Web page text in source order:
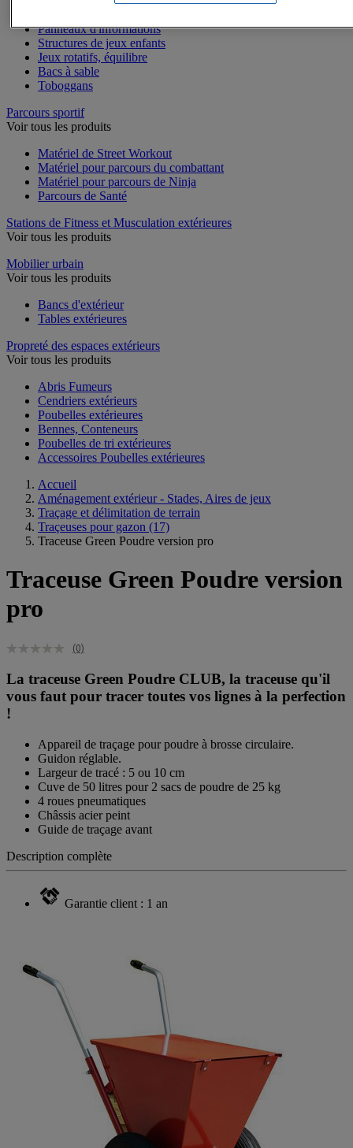
Panneaux d'informations
Structures de jeux enfants
Jeux rotatifs, équilibre
Bacs à sable
Toboggans
Parcours sportif
Voir tous les produits
Matériel de Street Workout
Matériel pour parcours du combattant
Matériel pour parcours de Ninja
Parcours de Santé
Stations de Fitness et Musculation extérieures
Voir tous les produits
Mobilier urbain
Voir tous les produits
Bancs d'extérieur
Tables extérieures
Propreté des espaces extérieurs
Voir tous les produits
Abris Fumeurs
Cendriers extérieurs
Poubelles extérieures
Bennes, Conteneurs
Poubelles de tri extérieures
Accessoires Poubelles extérieures
Accueil
Aménagement extérieur - Stades, Aires de jeux
Traçage et délimitation de terrain
Traçeuses pour gazon (17)
Traceuse Green Poudre version pro
Traceuse Green Poudre version
pro
(0)
La traceuse Green Poudre CLUB, la traceuse qu'il
vous faut pour tracer toutes vos lignes à la perfection
!
Appareil de traçage pour poudre à brosse circulaire.
Guidon réglable.
Largeur de tracé : 5 ou 10 cm
Cuve de 50 litres pour 2 sacs de poudre de 25 kg
4 roues pneumatiques
Châssis acier peint
Guide de traçage avant
Description complète
Garantie client : 1 an